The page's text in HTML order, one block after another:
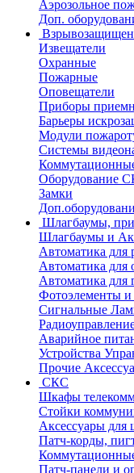
Аэрозольное
Доп.
Извещатели
Охранные
Пожарные
Оповещатели
Приборы
Барьеры
Модули
Системы
Оборудование
Замки
Шлагбаумы,
Шлагбаумы и
Автоматика для
Автоматика для
Автоматика для
Фотоэлементы и
Сигнальные
Аварийное
Устройства
Прочие
СКС
Шкафы
Стойки
Аксессуары для
Патч-корды,
Патч-панели и